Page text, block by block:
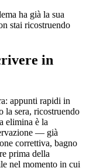
ha già la sua
stai ricostruendo
in
appunti rapidi in
la sera, ricostruendo
elimina è la
— già
correttiva, bagno
prima della
nel momento in cui